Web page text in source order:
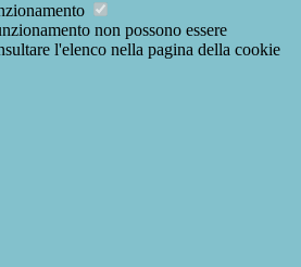
non possono essere
l'elenco nella pagina della cookie